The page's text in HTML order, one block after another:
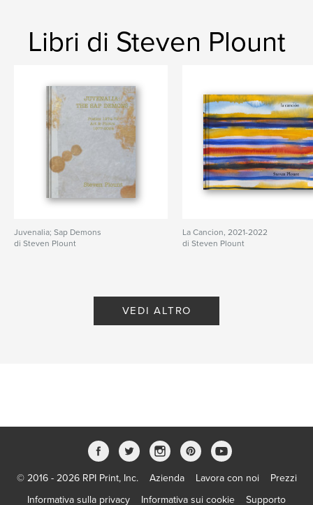
Libri di Steven Plount
Juvenalia; Sap Demons
di Steven Plount
La Cancion, 2021-2022
di Steven Plount
VEDI ALTRO
© 2016 - 2026 RPI Print, Inc. Azienda Lavora con noi
Prezzi
Informativa sulla privacy
Informativa sui cookie Supporto